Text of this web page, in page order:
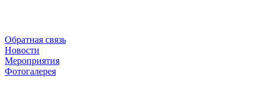
Обратная связь
Новости
Мероприятия
Фотогалерея